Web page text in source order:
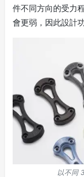
件不同方向的受力
會更弱，因此設計
以不同